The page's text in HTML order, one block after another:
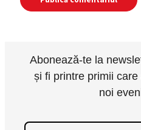
Abonează-te la
și fi printre primii
noi